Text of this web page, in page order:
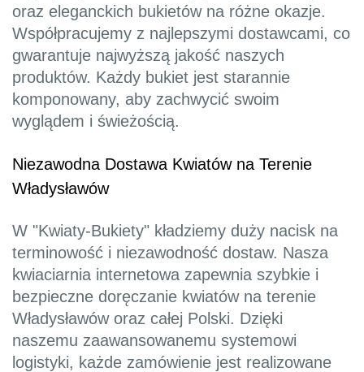
oraz eleganckich bukietów na różne okazje.
Współpracujemy z najlepszymi dostawcami, co
gwarantuje najwyższą jakość naszych
produktów. Każdy bukiet jest starannie
komponowany, aby zachwycić swoim
wyglądem i świeżością.
Niezawodna Dostawa Kwiatów na Terenie
Władysławów
W "Kwiaty-Bukiety" kładziemy duży nacisk na
terminowość i niezawodność dostaw. Nasza
kwiaciarnia internetowa zapewnia szybkie i
bezpieczne doręczanie kwiatów na terenie
Władysławów oraz całej Polski. Dzięki
naszemu zaawansowanemu systemowi
logistyki, każde zamówienie jest realizowane